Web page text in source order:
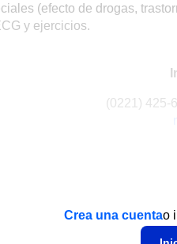
(efecto de drogas,
y ejercicios.
(0221) 425-
Crea una cuentao